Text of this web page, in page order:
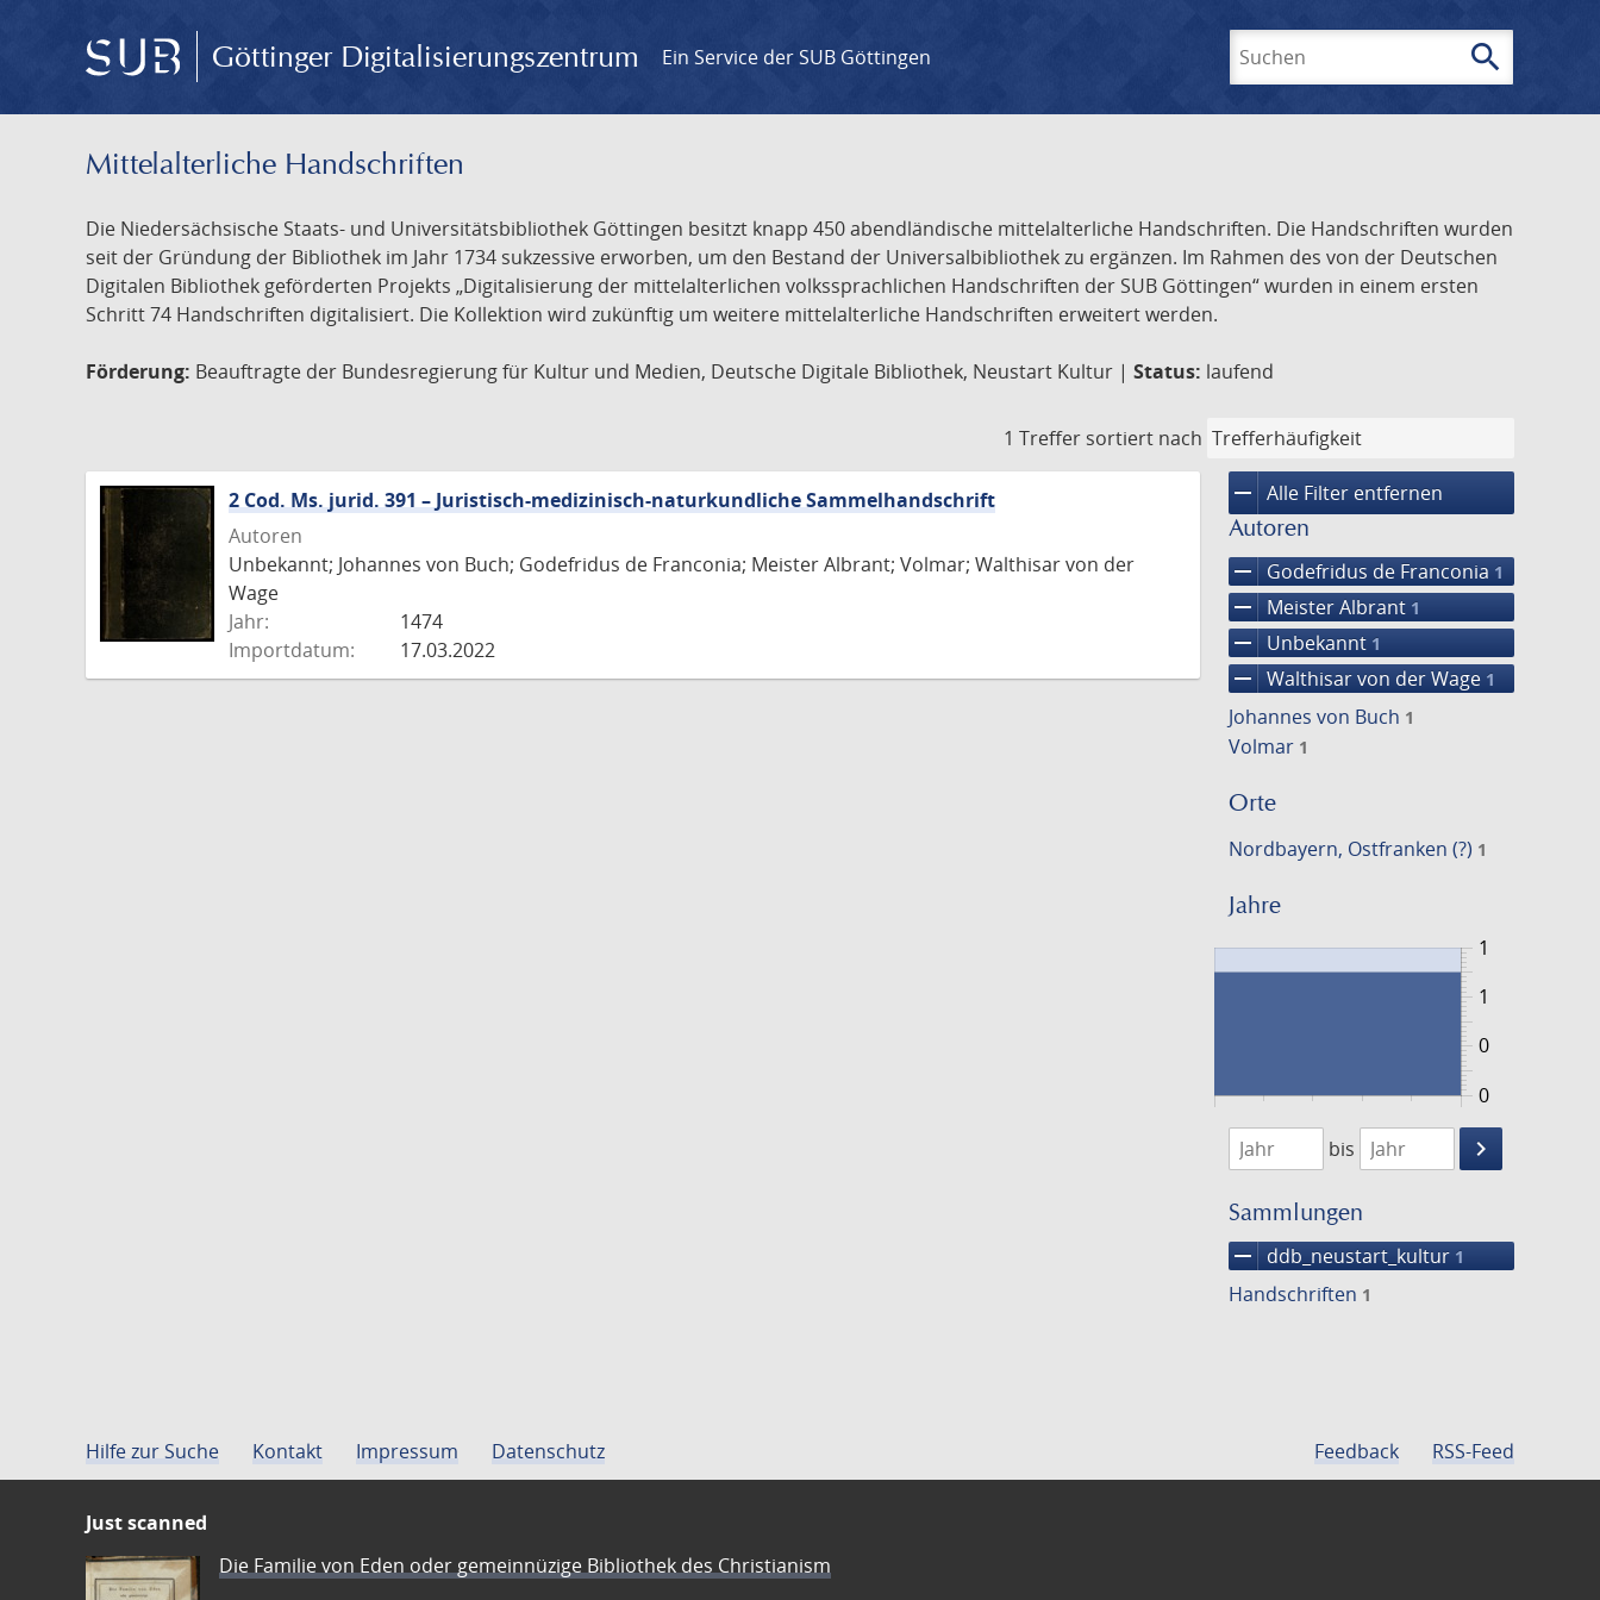
Göttinger Digitalisierungszentrum Ein Service der SUB Göttingen search
Mittelalterliche Handschriften
Die Niedersächsische Staats- und Universitätsbibliothek Göttingen besitzt knapp 450 abendländische mittelalterliche Handschriften. Die Handschriften wurden
seit der Gründung der Bibliothek im Jahr 1734 sukzessive erworben, um den Bestand der Universalbibliothek zu ergänzen. Im Rahmen des von der Deutschen
Digitalen Bibliothek geförderten Projekts „Digitalisierung der mittelalterlichen volkssprachlichen Handschriften der SUB Göttingen“ wurden in einem ersten
Schritt 74 Handschriften digitalisiert. Die Kollektion wird zukünftig um weitere mittelalterliche Handschriften erweitert werden.
Förderung: Beauftragte der Bundesregierung für Kultur und Medien, Deutsche Digitale Bibliothek, Neustart Kultur | Status: laufend
1 Treffer sortiert nach
remove Alle Filter entfernen
Autoren
remove Godefridus de Franconia 1
remove Meister Albrant 1
remove Unbekannt 1
remove Walthisar von der Wage 1
Johannes von Buch 1
Volmar 1
Orte
Nordbayern, Ostfranken (?) 1
Jahre
0
1
0
1
1474
1475
bis
keyboard_arrow_right
Suche
Sammlungen
remove ddb_neustart_kultur 1
Handschriften 1
2 Cod. Ms. jurid. 391 – Juristisch-medizinisch-naturkundliche Sammelhandschrift
Autoren
Unbekannt; Johannes von Buch; Godefridus de Franconia; Meister Albrant; Volmar; Walthisar von der
Wage
Jahr:
1474
Importdatum:
17.03.2022
Hilfe zur Suche Kontakt Impressum Datenschutz Feedback RSS-Feed
Just scanned
Die Familie von Eden oder gemeinnüzige Bibliothek des Christianism